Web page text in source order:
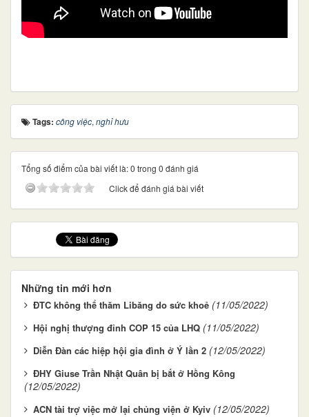
Tags: công việc, nghỉ hưu
Tổng số điểm của bài viết là: 0 trong 0 đánh giá
Click để đánh giá bài viết
Những tin mới hơn
ĐTC không thể thăm Libăng do sức khoẻ (11/05/2022)
Hội nghị thượng đỉnh COP 15 của LHQ (11/05/2022)
Diễn Đàn các hiệp hội gia đình ở Ý lần 2 (12/05/2022)
ĐHY Giuse Trần Nhật Quân bị bắt ở Hồng Kông
(12/05/2022)
ACN tài trợ việc mở lại chủng viện ở Kyiv (12/05/2022)